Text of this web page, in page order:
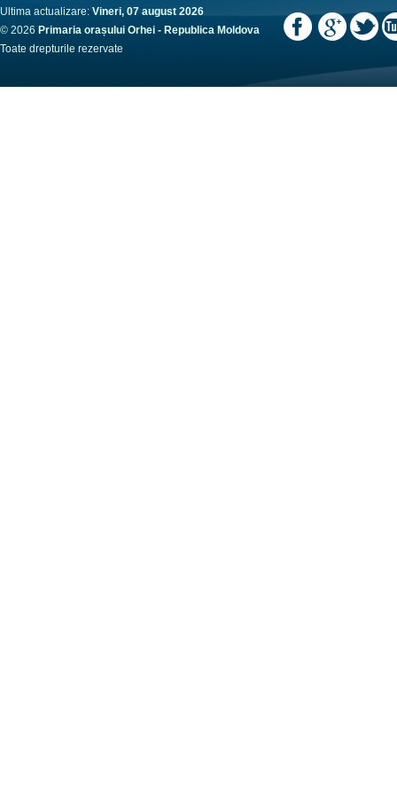
Ultima actualizare: Vineri, 07 august 2026
© 2026 Primaria orașului Orhei - Republica Moldova
Toate drepturile rezervate